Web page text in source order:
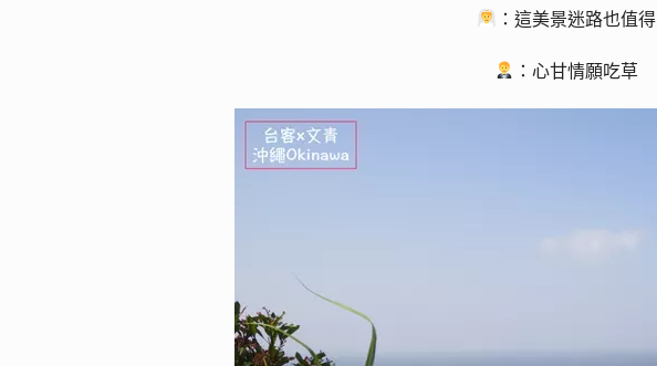
：這美景迷路也值得
：心甘情願吃草